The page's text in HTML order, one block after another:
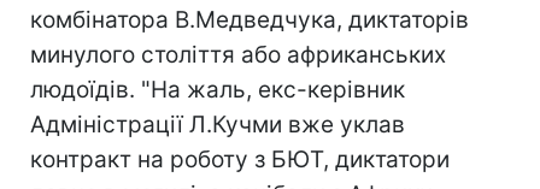
комбінатора В.Медведчука, диктаторів
минулого століття або африканських
людоїдів. "На жаль, екс-керівник
Адміністрації Л.Кучми вже уклав
контракт на роботу з БЮТ, диктатори